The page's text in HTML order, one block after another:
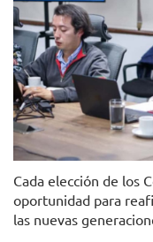
Cada elección de los
oportunidad para
las nuevas